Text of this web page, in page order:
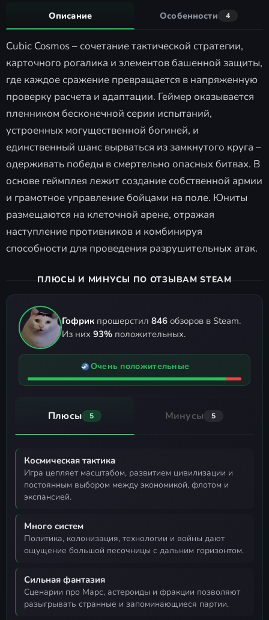
Описание Особенности 4
Cubic Cosmos – сочетание тактической стратегии,
карточного рогалика и элементов башенной защиты,
где каждое сражение превращается в напряженную
проверку расчета и адаптации. Геймер оказывается
пленником бесконечной серии испытаний,
устроенных могущественной богиней, и
единственный шанс вырваться из замкнутого круга –
одерживать победы в смертельно опасных битвах. В
основе геймплея лежит создание собственной армии
и грамотное управление бойцами на поле. Юниты
размещаются на клеточной арене, отражая
наступление противников и комбинируя
способности для проведения разрушительных атак.
ПЛЮСЫ И МИНУСЫ ПО ОТЗЫВАМ STEAM
Гофрик прошерстил 846 обзоров в Steam.
Из них 93% положительных.
Очень положительные
Плюсы 5 Минусы 5
Космическая тактика
игра цепляет масштабом, развитием цивилизации и
постоянным выбором между экономикой, флотом и
экспансией.
Много систем
политика, колонизация, технологии и войны дают
ощущение большой песочницы с дальним горизонтом.
Сильная фантазия
сценарии про Марс, астероиды и фракции позволяют
разыгрывать странные и запоминающиеся партии.